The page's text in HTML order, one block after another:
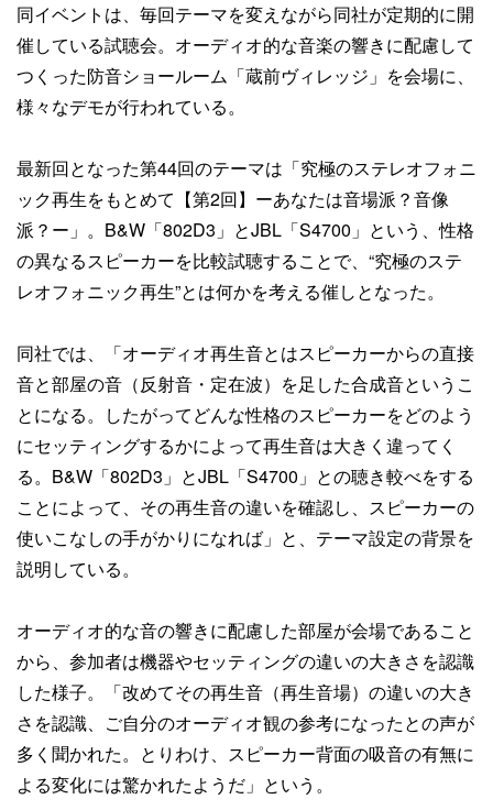
同イベントは、毎回テーマを変えながら同社が定期的に開
催している試聴会。オーディオ的な音楽の響きに配慮して
つくった防音ショールーム「蔵前ヴィレッジ」を会場に、
様々なデモが行われている。
最新回となった第44回のテーマは「究極のステレオフォニ
ック再生をもとめて【第2回】ーあなたは音場派？音像
派？ー」。B&W「802D3」とJBL「S4700」という、性格
の異なるスピーカーを比較試聴することで、“究極のステ
レオフォニック再生”とは何かを考える催しとなった。
同社では、「オーディオ再生音とはスピーカーからの直接
音と部屋の音（反射音・定在波）を足した合成音というこ
とになる。したがってどんな性格のスピーカーをどのよう
にセッティングするかによって再生音は大きく違ってく
る。B&W「802D3」とJBL「S4700」との聴き較べをする
ことによって、その再生音の違いを確認し、スピーカーの
使いこなしの手がかりになれば」と、テーマ設定の背景を
説明している。
オーディオ的な音の響きに配慮した部屋が会場であること
から、参加者は機器やセッティングの違いの大きさを認識
した様子。「改めてその再生音（再生音場）の違いの大き
さを認識、ご自分のオーディオ観の参考になったとの声が
多く聞かれた。とりわけ、スピーカー背面の吸音の有無に
よる変化には驚かれたようだ」という。